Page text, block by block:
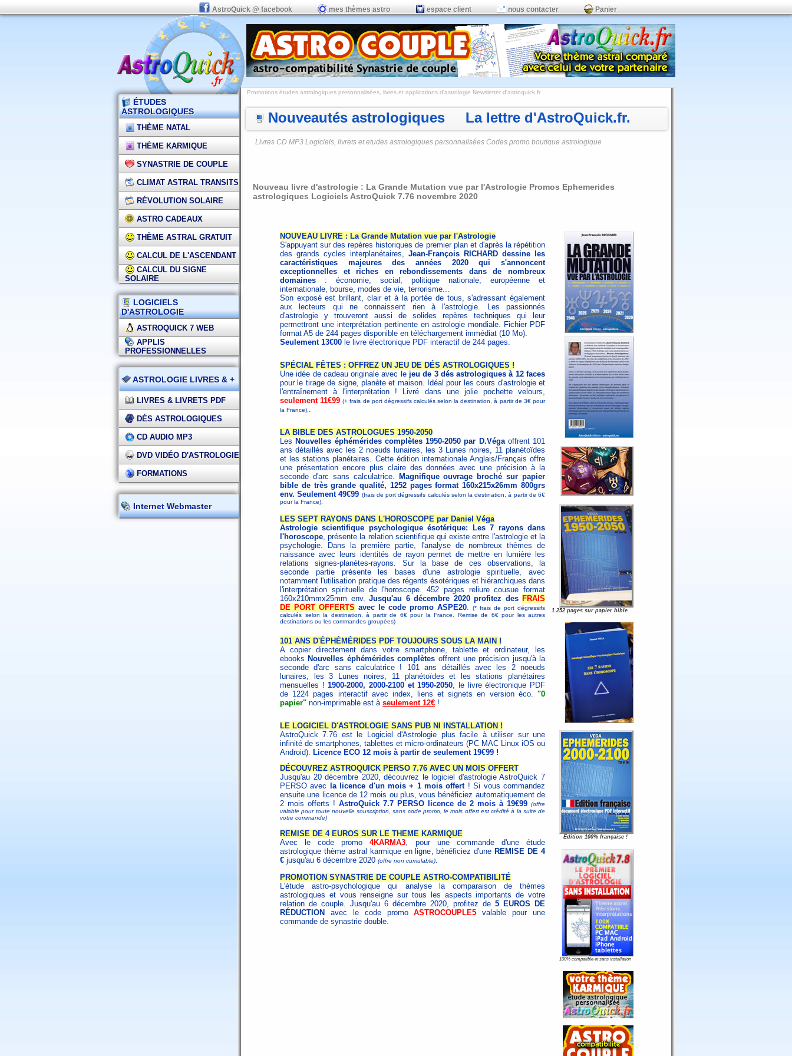
AstroQuick @ facebook mes thèmes astro espace client nous contacter Panier
ÉTUDES
ASTROLOGIQUES
THÈME NATAL
THÈME KARMIQUE
SYNASTRIE DE COUPLE
CLIMAT ASTRAL TRANSITS
RÉVOLUTION SOLAIRE
ASTRO CADEAUX
THÈME ASTRAL GRATUIT
CALCUL DE L'ASCENDANT
CALCUL DU SIGNE
SOLAIRE
LOGICIELS
D'ASTROLOGIE
ASTROQUICK 7 WEB
APPLIS
PROFESSIONNELLES
ASTROLOGIE LIVRES & +
LIVRES & LIVRETS PDF
DÉS ASTROLOGIQUES
CD AUDIO MP3
DVD VIDÉO D'ASTROLOGIE
FORMATIONS
Internet Webmaster
Promotions études astrologiques personnalisées, livres et applications d'astrologie Newsletter d'astroquick.fr
Nouveautés astrologiques La lettre d'AstroQuick.fr.
Livres CD MP3 Logiciels, livrets et etudes astrologiques personnalisées Codes promo boutique astrologique
Nouveau livre d'astrologie : La Grande Mutation vue par l'Astrologie Promos Ephemerides
astrologiques Logiciels AstroQuick 7.76 novembre 2020
NOUVEAU LIVRE : La Grande Mutation vue par l'Astrologie
S'appuyant sur des repères historiques de premier plan et d'après la répétition
des grands cycles interplanétaires, Jean-François RICHARD dessine les
caractéristiques majeures des années 2020 qui s'annoncent
exceptionnelles et riches en rebondissements dans de nombreux
domaines : économie, social, politique nationale, européenne et
internationale, bourse, modes de vie, terrorisme...
Son exposé est brillant, clair et à la portée de tous, s'adressant également
aux lecteurs qui ne connaissent rien à l'astrologie. Les passionnés
d'astrologie y trouveront aussi de solides repères techniques qui leur
permettront une interprétation pertinente en astrologie mondiale. Fichier PDF
format A5 de 244 pages disponible en téléchargement immédiat (10 Mo).
Seulement 13€00 le livre électronique PDF interactif de 244 pages.
SPÉCIAL FÊTES : OFFREZ UN JEU DE DÉS ASTROLOGIQUES !
Une idée de cadeau originale avec le jeu de 3 dés astrologiques à 12 faces
pour le tirage de signe, planète et maison. Idéal pour les cours d'astrologie et
l'entraînement à l'interprétation ! Livré dans une jolie pochette velours,
seulement 11€99 (+ frais de port dégressifs calculés selon la destination, à partir de 3€ pour
la France). .
LA BIBLE DES ASTROLOGUES 1950-2050
Les Nouvelles éphémérides complètes 1950-2050 par D.Végaoffrent 101
ans détaillés avec les 2 noeuds lunaires, les 3 Lunes noires, 11 planétoïdes
et les stations planétaires. Cette édition internationale Anglais/Français offre
une présentation encore plus claire des données avec une précision à la
seconde d'arc sans calculatrice.
Magnifique ouvrage broché sur papier
bible de très grande qualité, 1252 pages format 160x215x26mm 800grs
env. Seulement 49€99 (frais de port dégressifs calculés selon la destination, à partir de 6€
pour la France).
LES SEPT RAYONS DANS L'HOROSCOPE par Daniel Véga
Astrologie scientifique psychologique ésotérique: Les 7 rayons dans
l'horoscope, présente la relation scientifique qui existe entre l'astrologie et la
psychologie. Dans la première partie, l'analyse de nombreux thèmes de
naissance avec leurs identités de rayon permet de mettre en lumière les
relations signes-planètes-rayons. Sur la base de ces observations, la
seconde partie présente les bases d'une astrologie spirituelle, avec
notamment l'utilisation pratique des régents ésotériques et hiérarchiques dans
l'interprétation spirituelle de l'horoscope. 452 pages reliure cousue format
160x210mmx25mm env. Jusqu'au 6 décembre 2020 profitez des FRAIS
DE PORT OFFERTS avec le code promo ASPE20.
(* frais de port dégressifs
calculés selon la destination, à partir de 6€ pour la France. Remise de 6€ pour les autres
destinations ou les commandes groupées)
101 ANS D'ÉPHÉMÉRIDES PDF TOUJOURS SOUS LA MAIN !
A copier directement dans votre smartphone, tablette et ordinateur, les
ebooks Nouvelles éphémérides complètes offrent une précision jusqu'à la
seconde d'arc sans calculatrice ! 101 ans détaillés avec les 2 noeuds
lunaires, les 3 Lunes noires, 11 planétoïdes et les stations planétaires
mensuelles !1900-2000,2000-2100 et1950-2050, le livre électronique PDF
de 1224 pages interactif avec index, liens et signets en version éco. "0
papier" non-imprimable est à seulement 12€ !
LE LOGICIEL D'ASTROLOGIE SANS PUB NI INSTALLATION !
AstroQuick 7.76 est le Logiciel d'Astrologie plus facile à utiliser sur une
infinité de smartphones, tablettes et micro-ordinateurs (PC MAC Linux iOS ou
Android). Licence ECO 12 mois à partir de seulement 19€99 !
DÉCOUVREZ ASTROQUICK PERSO 7.76 AVEC UN MOIS OFFERT
Jusqu'au 20 décembre 2020, découvrez le logiciel d'astrologie AstroQuick 7
PERSO avec
la licence d'un mois + 1 mois offert! Si vous commandez
ensuite une licence de 12 mois ou plus, vous bénéficiez automatiquement de
2 mois offerts ! AstroQuick 7.7 PERSO licence de 2 mois à 19€99 (offre
valable pour toute nouvelle souscription, sans code promo, le mois offert est crédité à la suite de
votre commande)
REMISE DE 4 EUROS SUR LE THEME KARMIQUE
Avec le code promo4KARMA3, pour une commande d'une étude
astrologique thème astral karmique en ligne, bénéficiez d'une REMISE DE 4
€ jusqu'au 6 décembre 2020 (offre non cumulable).
PROMOTION SYNASTRIE DE COUPLE ASTRO-COMPATIBILITÉ
L'étude astro-psychologique qui analyse la comparaison de thèmes
astrologiques et vous renseigne sur tous les aspects importants de votre
relation de couple. Jusqu'au 6 décembre 2020, profitez de 5 EUROS DE
RÉDUCTION
avec le code promoASTROCOUPLE5 valable pour une
commande de synastrie double.
1.252 pages sur papier bible
Edition 100% française !
100% compatible et sans installation